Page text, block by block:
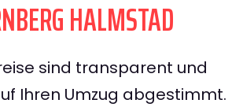
HALMSTAD
sind transparent und
Ihren Umzug abgestimmt.